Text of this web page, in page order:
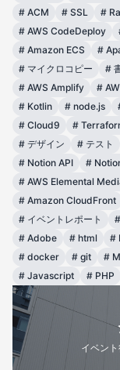
# ACM # SSL #
# AWS CodeDeploy
# Amazon ECS #
# マイクロコピー #
# AWS Amplify #
# Kotlin # node.js
# Cloud9 #
# デザイン # テスト
# Notion API #
# AWS Elemental
# Amazon CloudFront
# イベントレポート #
# Adobe # html #
# docker # git #
# Javascript # PHP
イベン